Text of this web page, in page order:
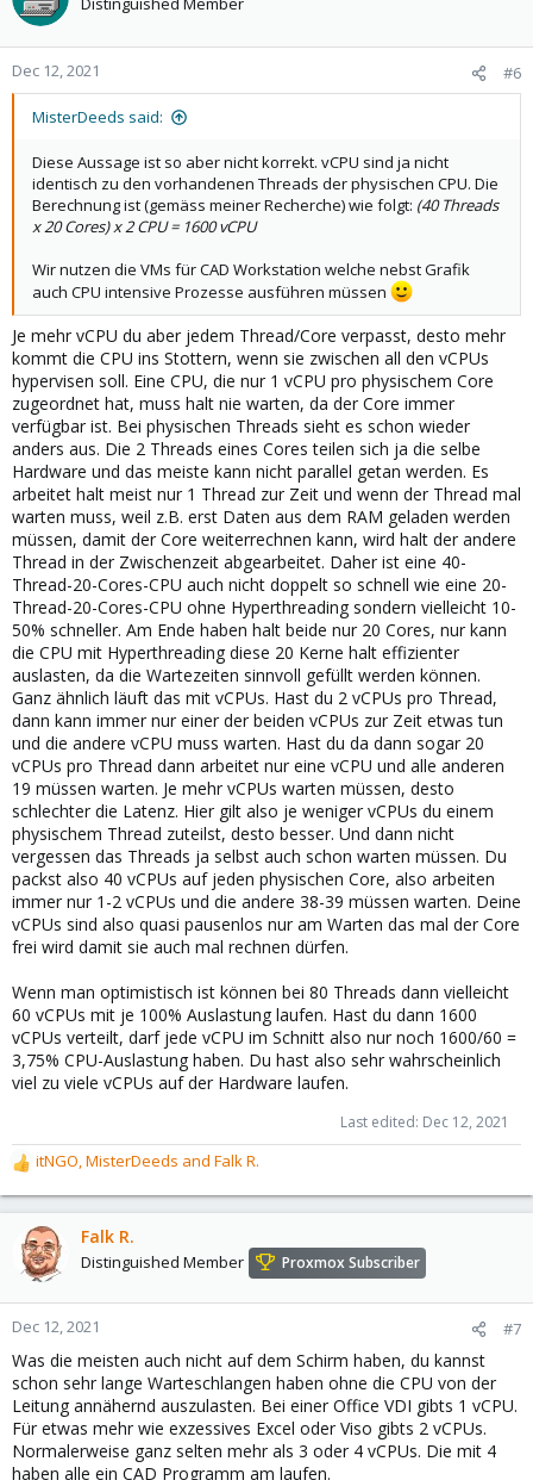
Dec 12, 2021 #6
MisterDeeds said:
Diese Aussage ist so aber nicht korrekt. vCPU sind ja nicht
identisch zu den vorhandenen Threads der physischen CPU. Die
Berechnung ist (gemäss meiner Recherche) wie folgt: (40 Threads
x 20 Cores) x 2 CPU = 1600 vCPU
Wir nutzen die VMs für CAD Workstation welche nebst Grafik
auch CPU intensive Prozesse ausführen müssen
Je mehr vCPU du aber jedem Thread/Core verpasst, desto mehr
kommt die CPU ins Stottern, wenn sie zwischen all den vCPUs
hypervisen soll. Eine CPU, die nur 1 vCPU pro physischem Core
zugeordnet hat, muss halt nie warten, da der Core immer
verfügbar ist. Bei physischen Threads sieht es schon wieder
anders aus. Die 2 Threads eines Cores teilen sich ja die selbe
Hardware und das meiste kann nicht parallel getan werden. Es
arbeitet halt meist nur 1 Thread zur Zeit und wenn der Thread mal
warten muss, weil z.B. erst Daten aus dem RAM geladen werden
müssen, damit der Core weiterrechnen kann, wird halt der andere
Thread in der Zwischenzeit abgearbeitet. Daher ist eine 40-
Thread-20-Cores-CPU auch nicht doppelt so schnell wie eine 20-
Thread-20-Cores-CPU ohne Hyperthreading sondern vielleicht 10-
50% schneller. Am Ende haben halt beide nur 20 Cores, nur kann
die CPU mit Hyperthreading diese 20 Kerne halt effizienter
auslasten, da die Wartezeiten sinnvoll gefüllt werden können.
Ganz ähnlich läuft das mit vCPUs. Hast du 2 vCPUs pro Thread,
dann kann immer nur einer der beiden vCPUs zur Zeit etwas tun
und die andere vCPU muss warten. Hast du da dann sogar 20
vCPUs pro Thread dann arbeitet nur eine vCPU und alle anderen
19 müssen warten. Je mehr vCPUs warten müssen, desto
schlechter die Latenz. Hier gilt also je weniger vCPUs du einem
physischem Thread zuteilst, desto besser. Und dann nicht
vergessen das Threads ja selbst auch schon warten müssen. Du
packst also 40 vCPUs auf jeden physischen Core, also arbeiten
immer nur 1-2 vCPUs und die andere 38-39 müssen warten. Deine
vCPUs sind also quasi pausenlos nur am Warten das mal der Core
frei wird damit sie auch mal rechnen dürfen.
Wenn man optimistisch ist können bei 80 Threads dann vielleicht
60 vCPUs mit je 100% Auslastung laufen. Hast du dann 1600
vCPUs verteilt, darf jede vCPU im Schnitt also nur noch 1600/60 =
3,75% CPU-Auslastung haben. Du hast also sehr wahrscheinlich
viel zu viele vCPUs auf der Hardware laufen.
Last edited: Dec 12, 2021
R
e
a
o
n
:
itNGO,MisterDeeds and Falk R.
Falk R.
Distinguished Member Proxmox Subscriber
Dec 12, 2021 #7
Was die meisten auch nicht auf dem Schirm haben, du kannst
schon sehr lange Warteschlangen haben ohne die CPU von der
Leitung annähernd auszulasten. Bei einer Office VDI gibts 1 vCPU.
Für etwas mehr wie exzessives Excel oder Viso gibts 2 vCPUs.
Normalerweise ganz selten mehr als 3 oder 4 vCPUs. Die mit 4
haben alle ein CAD Programm am laufen.